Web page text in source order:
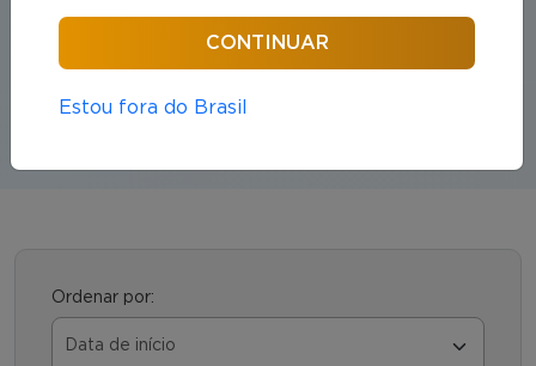
jurídicas que organizam as relações entre indivíduos
e sociedade.
Ordenar por:
Estou fora do Brasil